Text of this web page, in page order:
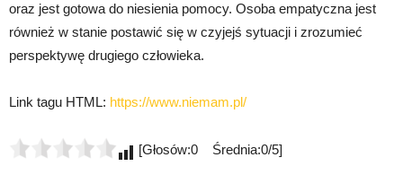
oraz jest gotowa do niesienia pomocy. Osoba empatyczna jest
również w stanie postawić się w czyjejś sytuacji i zrozumieć
perspektywę drugiego człowieka.
Link tagu HTML: https://www.niemam.pl/
[Głosów:0 Średnia:0/5]